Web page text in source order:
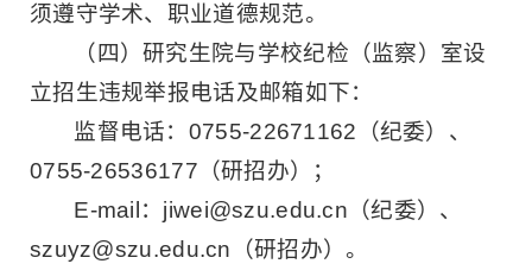
须遵守学术、职业道德规范。
（四）研究生院与学校纪检（监察）室设
立招生违规举报电话及邮箱如下：
监督电话：0755-22671162（纪委）、
0755-26536177（研招办）；
E-mail：jiwei@szu.edu.cn（纪委）、
szuyz@szu.edu.cn（研招办）。